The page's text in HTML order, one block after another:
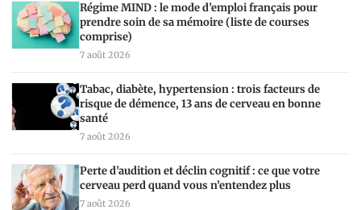
Régime MIND : le mode d’emploi français pour
prendre soin de sa mémoire (liste de courses
comprise)
7 août 2026
Tabac, diabète, hypertension : trois facteurs de
risque de démence, 13 ans de cerveau en bonne
santé
7 août 2026
Perte d’audition et déclin cognitif : ce que votre
cerveau perd quand vous n’entendez plus
7 août 2026